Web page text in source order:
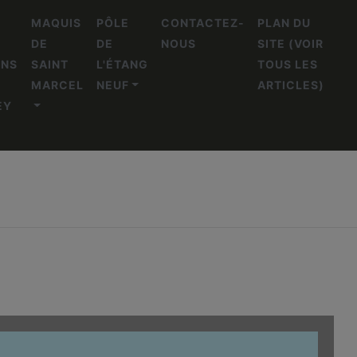
MAQUIS
DE
SAINT
MARCEL
PÔLE
DE
L'ÉTANG
NEUF
CONTACTEZ-
NOUS
PLAN DU
SITE (VOIR
TOUS LES
ARTICLES)